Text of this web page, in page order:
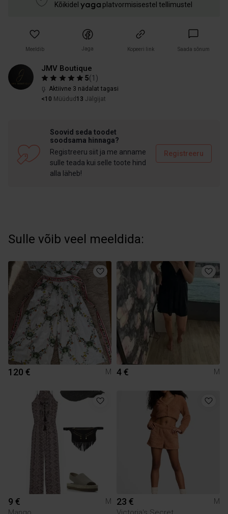
Kõikidel
platvormisisestel tellimustel
Meeldib Jaga Kopeeri link Saada sõnum
JMV Boutique
5(1 )
Aktiivne 3 nädalat tagasi
<10 Müüdud 13 Jälgijat
Soovid seda toodet
soodsama hinnaga?
Registreeru siit ja me anname
sulle teada kui selle toote hind
alla läheb!
Registreeru
Sulle võib veel meeldida:
120 € M 4 € M
9 €
M
23 €
M